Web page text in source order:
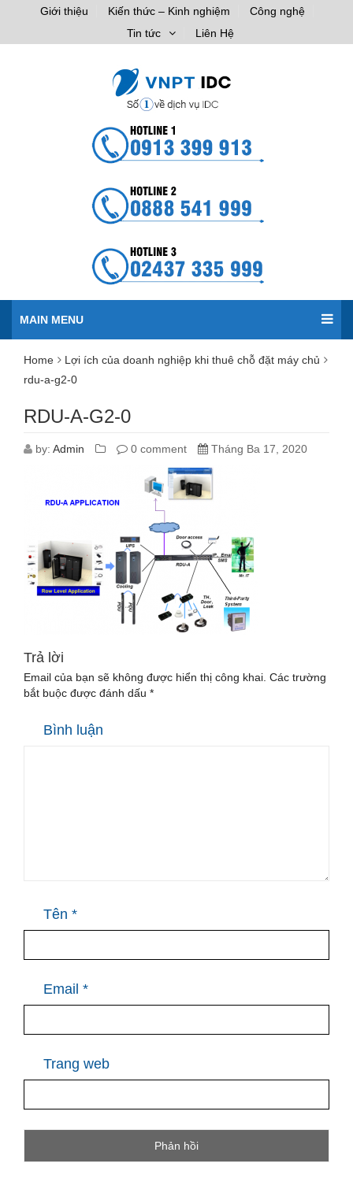
Giới thiệu Kiến thức – Kinh nghiệm
Công nghệ
Tin tức
Liên Hệ
MAIN MENU
Home
Lợi ích của doanh nghiệp khi thuê chỗ đặt máy chủ
rdu-a-g2-0
RDU-A-G2-0
by: Admin 0 comment Tháng Ba 17, 2020
Trả lời
Email của bạn sẽ không được hiển thị công khai. Các trường
bắt buộc được đánh dấu *
Bình luận
Tên *
Email *
Trang web